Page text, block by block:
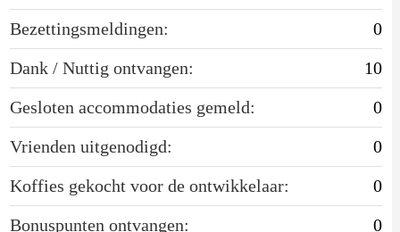
Bezettingsmeldingen:
0
Dank / Nuttig ontvangen:
10
Gesloten accommodaties gemeld:
0
Vrienden uitgenodigd:
0
Koffies gekocht voor de ontwikkelaar:
0
Bonuspunten ontvangen:
0